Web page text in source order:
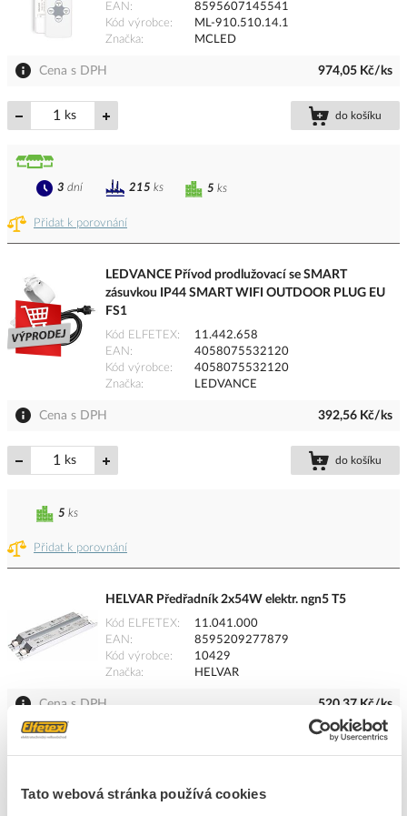
Tato webová stránka používá cookies
EAN
8595607145541
Kód výrobce
ML-910.510.14.1
Značka
MCLED
Cena s DPH 974,05 Kč/ks
ks do košíku
Přidat k porovnání
5 ks
3 dní 215 ks
LEDVANCE Přívod prodlužovací se SMART
zásuvkou IP44 SMART WIFI OUTDOOR PLUG EU
FS1
Kód ELFETEX
11.442.658
EAN
4058075532120
Kód výrobce
4058075532120
Značka
LEDVANCE
Cena s DPH 392,56 Kč/ks
ks do košíku
Přidat k porovnání
5 ks
HELVAR Předřadník 2x54W elektr. ngn5 T5
Kód ELFETEX
11.041.000
EAN
8595209277879
Kód výrobce
10429
Značka
HELVAR
Cena s DPH 520,37 Kč/ks
5 ks